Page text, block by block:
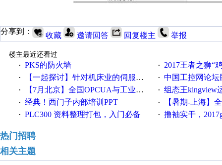
分享到： 收藏 邀请回答 回复楼主 举报
楼主最近还看过
· PKS的防火墙 · 2017王者之狮“鸡”情签到
· 【一起探讨】针对机床业的伺服系统发展，您的期望是什么？ · 中国工控网论坛版
· 【7月北京】全国OPCUA与工业互联技术培训班通知！ · 组态王kingview
· 经典！西门子内部培训PPT · 【暑期-上海】全国工业
· PLC300 资料整理打包，入门必备 · 撸袖实干，2017gongkong®第
热门招聘
相关主题